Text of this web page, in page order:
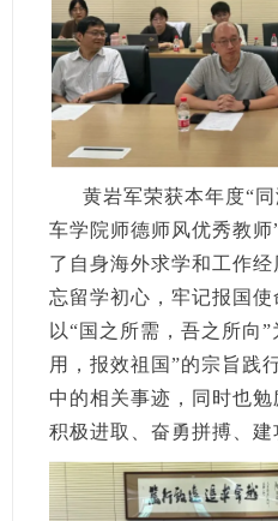
黄岩军荣获本年度“
车学院师德师风优秀教
了自身海外求学和工作
忘留学初心，牢记报国使
以“国之所需，吾之所向
用，报效祖国”的宗旨践
中的相关事迹，同时也勉
积极进取、奋勇拼搏、建